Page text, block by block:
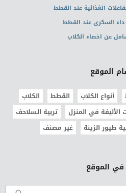
الغذائية عند القطط
السكرى عند القطط
عن اخصاء الكلاب
الموقع
أنواع الكلاب القطط
الكلاب
الأليفة في المنزل
تربية السلاحف
طيور الزينة غير مصنف
في الموقع